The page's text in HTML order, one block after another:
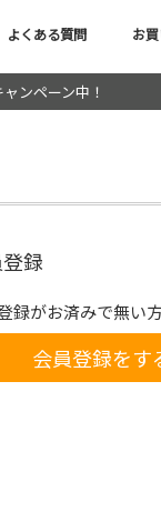
よくある質問 お
ンペーン中！
録
録がお済みで無い
会員登録をす